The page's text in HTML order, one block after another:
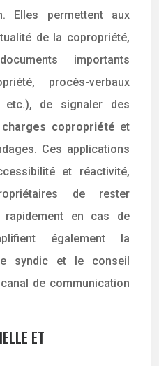
Elles permettent aux
de la copropriété,
importants
procès-verbaux
etc.), de signaler des
charges copropriété et
Ces applications
et réactivité,
de rester
en cas de
également la
syndic et le conseil
de communication
ET